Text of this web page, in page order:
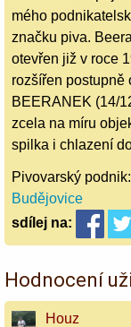
mého
značku piva.
otevřen již v roce
rozšířen postupně
BEERANEK (14/
zcela na míru
spilka i chlazení
Pivovarský podnik:
Budějovice
sdílej na:
Hodnocení
Houz